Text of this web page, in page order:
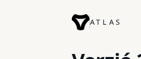
ATLAS